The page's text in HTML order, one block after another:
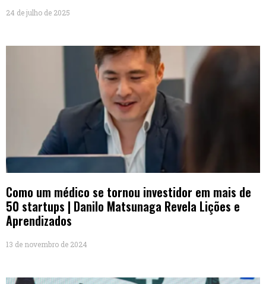
24 de julho de 2025
Como um médico se tornou investidor em mais de
50 startups | Danilo Matsunaga Revela Lições e
Aprendizados
13 de novembro de 2024